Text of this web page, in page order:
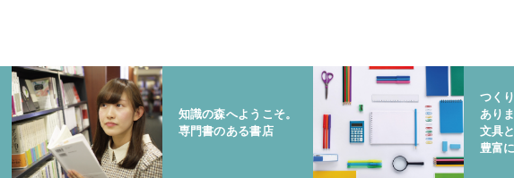
知識の森へようこそ。
専門書のある書店
つく
ありま
文具
豊富